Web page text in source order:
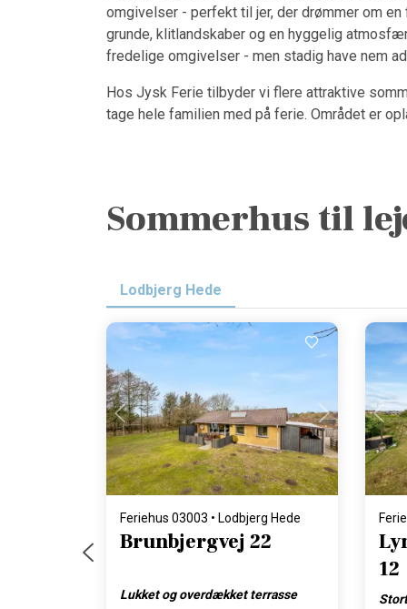
omgivelser - perfekt til jer, der drømmer om
grunde, klitlandskaber og en hyggelig
fredelige omgivelser - men stadig have nem
Hos Jysk Ferie tilbyder vi flere attraktive
tage hele familien med på ferie. Området er
Sommerhus til
Lodbjerg Hede
Indlæser...
Feriehus 03003 • Lodbjerg Hede
Brunbjergvej 22
Lukket og overdækket terrasse
12